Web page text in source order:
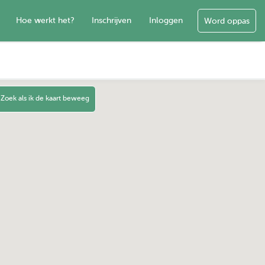
Hoe werkt het? Inschrijven Inloggen Word oppas
Zoek als ik de kaart beweeg